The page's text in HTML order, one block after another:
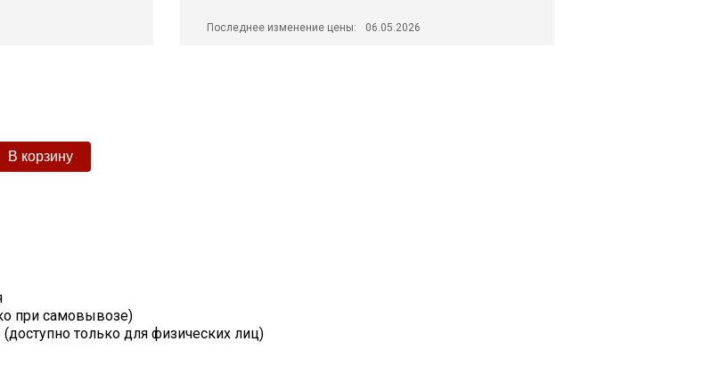
Последнее изменение цены: 06.05.2026
при самовывозе)
только для физических лиц)